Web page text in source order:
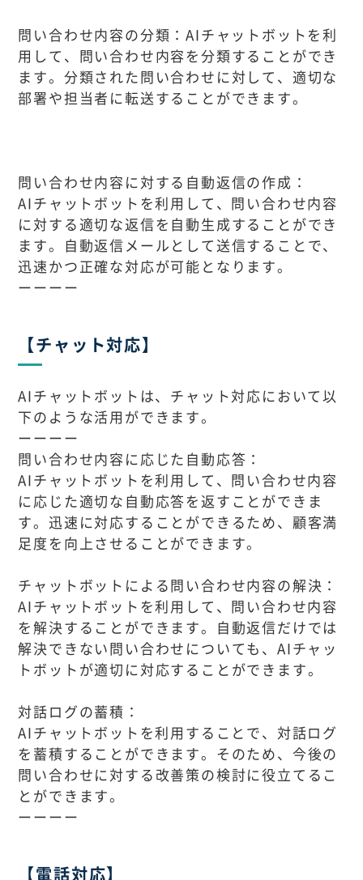
問い合わせ内容の分類：AIチャットボットを利
用して、問い合わせ内容を分類することができ
ます。分類された問い合わせに対して、適切な
部署や担当者に転送することができます。
問い合わせ内容に対する自動返信の作成：
AIチャットボットを利用して、問い合わせ内容
に対する適切な返信を自動生成することができ
ます。自動返信メールとして送信することで、
迅速かつ正確な対応が可能となります。
ーーーー
【チャット対応】
AIチャットボットは、チャット対応において以
下のような活用ができます。
ーーーー
問い合わせ内容に応じた自動応答：
AIチャットボットを利用して、問い合わせ内容
に応じた適切な自動応答を返すことができま
す。迅速に対応することができるため、顧客満
足度を向上させることができます。
チャットボットによる問い合わせ内容の解決：
AIチャットボットを利用して、問い合わせ内容
を解決することができます。自動返信だけでは
解決できない問い合わせについても、AIチャッ
トボットが適切に対応することができます。
対話ログの蓄積：
AIチャットボットを利用することで、対話ログ
を蓄積することができます。そのため、今後の
問い合わせに対する改善策の検討に役立てるこ
とができます。
ーーーー
【電話対応】